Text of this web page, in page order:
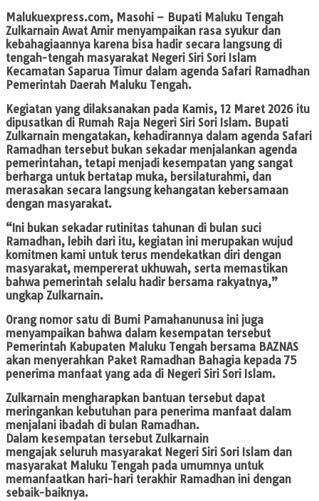
Malukuexpress.com, Masohi – Bupati Maluku Tengah
Zulkarnain Awat Amir menyampaikan rasa syukur dan
kebahagiaannya karena bisa hadir secara langsung di
tengah-tengah masyarakat Negeri Siri Sori Islam
Kecamatan Saparua Timur dalam agenda Safari Ramadhan
Pemerintah Daerah Maluku Tengah.
Kegiatan yang dilaksanakan pada Kamis, 12 Maret 2026 itu
dipusatkan di Rumah Raja Negeri Siri Sori Islam. Bupati
Zulkarnain mengatakan, kehadirannya dalam agenda Safari
Ramadhan tersebut bukan sekadar menjalankan agenda
pemerintahan, tetapi menjadi kesempatan yang sangat
berharga untuk bertatap muka, bersilaturahmi, dan
merasakan secara langsung kehangatan kebersamaan
dengan masyarakat.
“Ini bukan sekadar rutinitas tahunan di bulan suci
Ramadhan, lebih dari itu, kegiatan ini merupakan wujud
komitmen kami untuk terus mendekatkan diri dengan
masyarakat, mempererat ukhuwah, serta memastikan
bahwa pemerintah selalu hadir bersama rakyatnya,”
ungkap Zulkarnain.
Orang nomor satu di Bumi Pamahanunusa ini juga
menyampaikan bahwa dalam kesempatan tersebut
Pemerintah Kabupaten Maluku Tengah bersama BAZNAS
akan menyerahkan Paket Ramadhan Bahagia kepada 75
penerima manfaat yang ada di Negeri Siri Sori Islam.
Zulkarnain mengharapkan bantuan tersebut dapat
meringankan kebutuhan para penerima manfaat dalam
menjalani ibadah di bulan Ramadhan.
Dalam kesempatan tersebut Zulkarnain
mengajak seluruh masyarakat Negeri Siri Sori Islam dan
masyarakat Maluku Tengah pada umumnya untuk
memanfaatkan hari-hari terakhir Ramadhan ini dengan
sebaik-baiknya.